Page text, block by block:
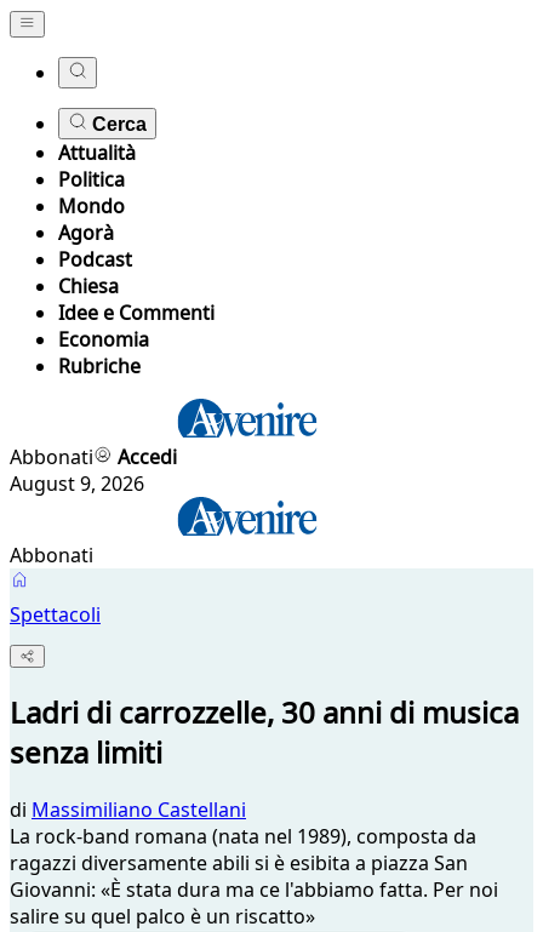
Cerca
Attualità
Politica
Mondo
Agorà
Podcast
Chiesa
Idee e Commenti
Economia
Rubriche
Abbonati
Accedi
August 9, 2026
Abbonati
Spettacoli
Ladri di carrozzelle, 30 anni di musica
senza limiti
di Massimiliano Castellani
La rock-band romana (nata nel 1989), composta da
ragazzi diversamente abili si è esibita a piazza San
Giovanni: «È stata dura ma ce l'abbiamo fatta. Per noi
salire su quel palco è un riscatto»